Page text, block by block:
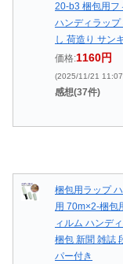
20-b3 梱包用フ
ハンディラッ
し 荷造り サン
価格:1160円
(2025/11/21
感想(37件)
梱包用ラップ
用 70m×2‐梱包
ィルム ハンデ
梱包 新聞 雑誌
パー付き